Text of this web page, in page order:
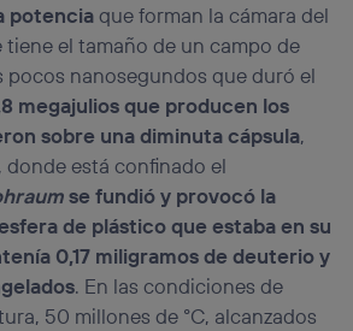
potenciaque forman la cámara del
el tamaño de un campo de
nanosegundos que duró el
megajulios que producen los
sobre una diminuta cápsula,
donde está confinado el
se fundió y provocó la
de plástico que estaba en su
0,17 miligramos de deuterio y
. En las condiciones de
50 millones de °C, alcanzados